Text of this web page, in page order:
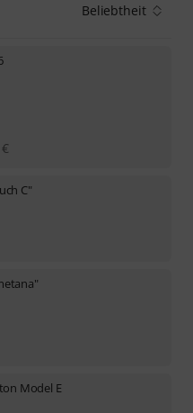
Beliebtheit
€
C"
Model E